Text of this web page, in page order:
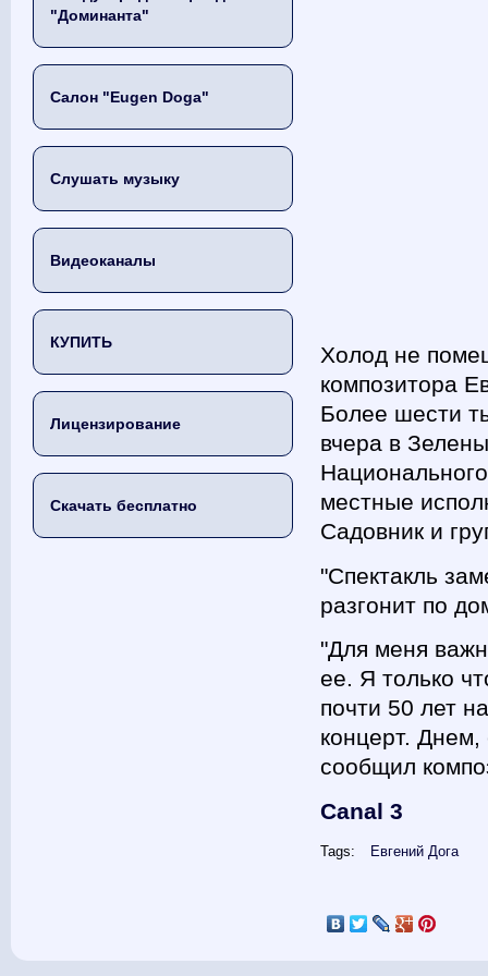
"Доминанта"
Салон "Eugen Doga"
Слушать музыку
Видеоканалы
КУПИТЬ
Лицензирование
Скачать бесплатно
Холод не
композитора
Более шести
вчера в
местные
Садовник и
"Спектакль
разгонит по
"Для меня
ее. Я только
почти 50 лет
концерт.
сообщил
Canal 3
Tags: Евгений Дога